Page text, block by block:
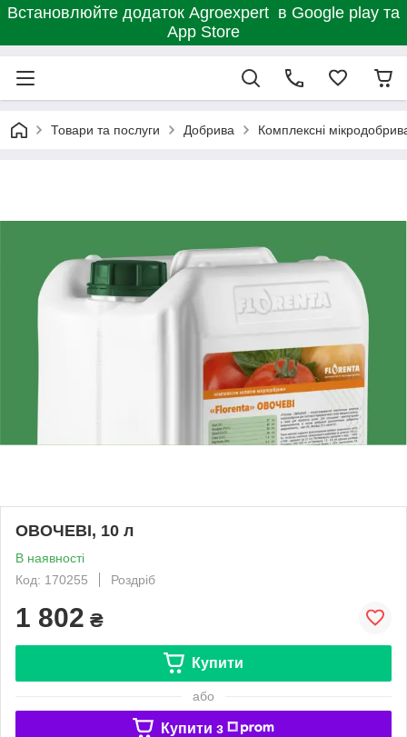
Встановлюйте додаток Agroexpert в Google play та
App Store
Товари та послуги Добрива Комплексні
ОВОЧЕВІ, 10 л
В наявності
Код: 170255
Роздріб
1 802 ₴
Купити
або
Купити з